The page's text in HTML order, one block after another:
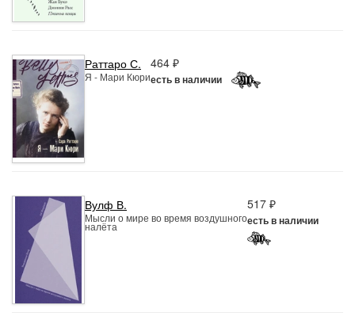
Раттаро С.
Я - Мари Кюри
464 ₽
есть в наличии
Вулф В.
Мысли о мире во время воздушного
налёта
517 ₽
есть в наличии